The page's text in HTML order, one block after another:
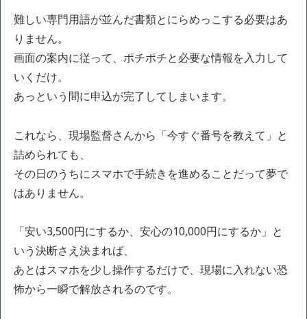
難しい専門用語が並んだ書類とにらめっこする必要はあ
りません。
画面の案内に従って、ポチポチと必要な情報を入力して
いくだけ。
あっという間に申込が完了してしまいます。
これなら、現場監督さんから「今すぐ番号を教えて」と
詰められても、
その日のうちにスマホで手続きを進めることだって夢で
はありません。
「安い3,500円にするか、安心の10,000円にするか」と
いう決断さえ決まれば、
あとはスマホを少し操作するだけで、現場に入れない恐
怖から一瞬で解放されるのです。